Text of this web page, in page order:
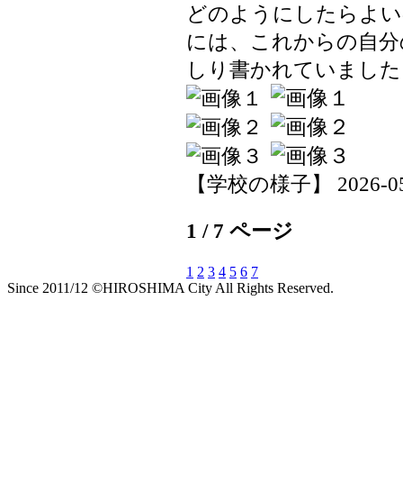
どのようにしたらよ
には、これからの自
しり書かれていまし
【学校の様子】 2026-
1 / 7 ページ
1 2 3 4 5 6 7
Since 2011/12 ©HIROSHIMA City All Rights Reserved.